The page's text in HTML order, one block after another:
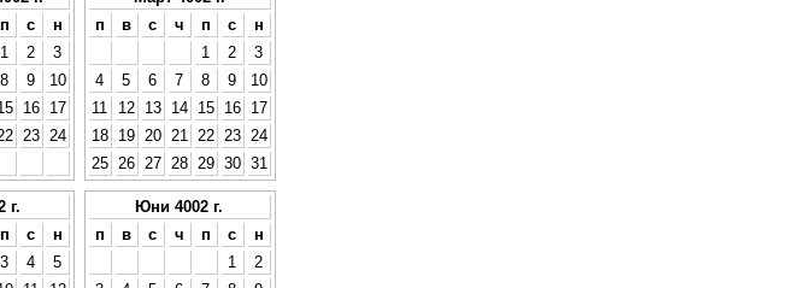
п с
н
1
2
3
8 9
10
16
17
23
24
п
в с ч п с
н
1
2
3
4
5 6 7 8 9
10
11
12 13 14 15 16
17
18
19 20 21 22 23
24
25
26 27 28 29 30 31
г.
п с
н
3 4
5
Юни 4002 г.
п
в с ч п с
н
1
2